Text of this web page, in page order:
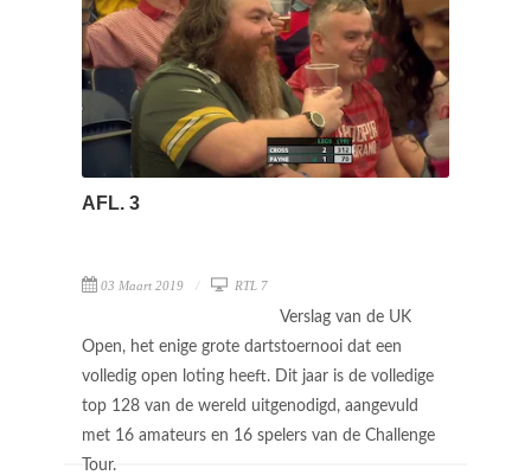
AFL. 3
03 Maart 2019 RTL 7
Verslag van de UK
Open, het enige grote dartstoernooi dat een
volledig open loting heeft. Dit jaar is de volledige
top 128 van de wereld uitgenodigd, aangevuld
met 16 amateurs en 16 spelers van de Challenge
Tour.